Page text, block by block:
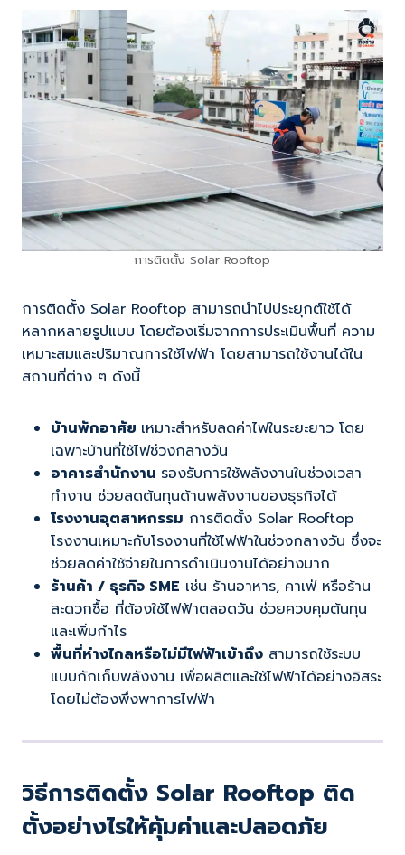
การติดตั้ง Solar Rooftop
การติดตั้ง Solar Rooftop สามารถนำไปประยุกต์ใช้ได้
หลากหลายรูปแบบ โดยต้องเริ่มจากการประเมินพื้นที่ ความ
เหมาะสมและปริมาณการใช้ไฟฟ้า โดยสามารถใช้งานได้ใน
สถานที่ต่าง ๆ ดังนี้
บ้านพักอาศัย เหมาะสำหรับลดค่าไฟในระยะยาว โดย
เฉพาะบ้านที่ใช้ไฟช่วงกลางวัน
อาคารสำนักงาน รองรับการใช้พลังงานในช่วงเวลา
ทำงาน ช่วยลดต้นทุนด้านพลังงานของธุรกิจได้
โรงงานอุตสาหกรรม การติดตั้ง Solar Rooftop
โรงงานเหมาะกับโรงงานที่ใช้ไฟฟ้าในช่วงกลางวัน ซึ่งจะ
ช่วยลดค่าใช้จ่ายในการดำเนินงานได้อย่างมาก
ร้านค้า / ธุรกิจ SME เช่น ร้านอาหาร, คาเฟ่ หรือร้าน
สะดวกซื้อ ที่ต้องใช้ไฟฟ้าตลอดวัน ช่วยควบคุมต้นทุน
และเพิ่มกำไร
พื้นที่ห่างไกลหรือไม่มีไฟฟ้าเข้าถึง สามารถใช้ระบบ
แบบกักเก็บพลังงาน เพื่อผลิตและใช้ไฟฟ้าได้อย่างอิสระ
โดยไม่ต้องพึ่งพาการไฟฟ้า
วิธีการติดตั้ง Solar Rooftop ติด
ตั้งอย่างไรให้คุ้มค่าและปลอดภัย